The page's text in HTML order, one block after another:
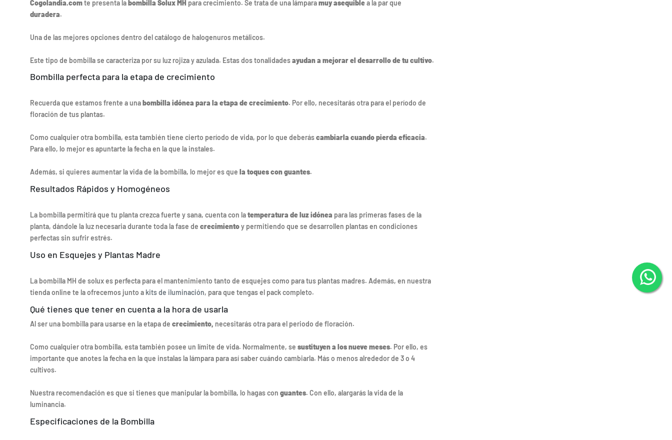
Cogolandia.comte presenta labombilla Solux MH para crecimiento. Se trata de una lámparamuy asequiblea la par que
duradera.
Una de las mejores opciones dentro del catálogo de halogenuros metálicos.
Este tipo de bombilla se caracteriza por su luz rojiza y azulada. Estas dos tonalidadesayudan a mejorar el desarrollo de tu cultivo.
Bombilla perfecta para la etapa de crecimiento
Recuerda que estamos frente a unabombilla idónea para la etapa de crecimiento. Por ello, necesitarás otra para el período de
floración de tus plantas.
Como cualquier otra bombilla, esta también tiene cierto período de vida, por lo que deberáscambiarla cuando pierda eficacia.
Para ello, lo mejor es apuntarte la fecha en la que la instales.
Además, si quieres aumentar la vida de la bombilla, lo mejor es que la toques con guantes.
Resultados Rápidos y Homogéneos
La bombilla permitirá que tu planta crezca fuerte y sana, cuenta con latemperatura de luz idónea para las primeras fases de la
planta, dándole la luz necesaria durante toda la fase de crecimientoy permitiendo que se desarrollen plantas en condiciones
perfectas sin sufrir estrés.
Uso en Esquejes y Plantas Madre
La bombilla MH de solux es perfecta para el mantenimiento tanto de esquejes como para tus plantas madres. Además, en nuestra
tienda online te la ofrecemos junto a kits de iluminación, para que tengas el pack completo.
Qué tienes que tener en cuenta a la hora de usarla
Al ser una bombilla para usarse en la etapa de crecimiento, necesitarás otra para el periodo de floración.
Como cualquier otra bombilla, esta también posee un límite de vida. Normalmente, se sustituyen a los nueve meses. Por ello, es
importante que anotes la fecha en la que instalas la lámpara para así saber cuándo cambiarla. Más o menos alrededor de 3 o 4
cultivos.
Nuestra recomendación es que si tienes que manipular la bombilla, lo hagas con guantes. Con ello, alargarás la vida de la
luminancia.
Especificaciones de la Bombilla